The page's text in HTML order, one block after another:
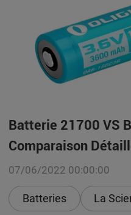
Batterie 21700 VS
Comparaison
07/06/2022 00:00:00
Batteries La